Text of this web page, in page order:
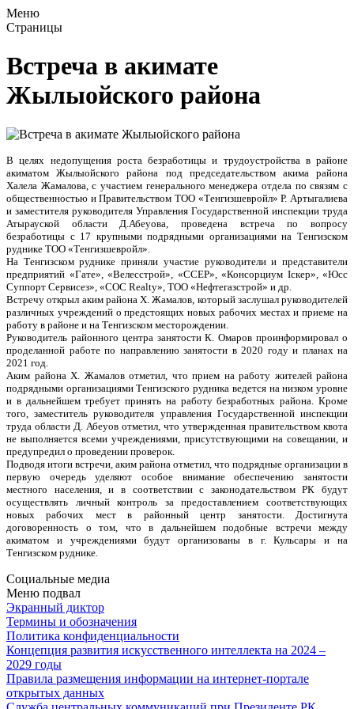
Меню
Страницы
Встреча в акимате
Жылыойского района
В целях недопущения роста безработицы и трудоустройства в районе
акиматом Жылыойского района под председательством акима района
Халела Жамалова, с участием генерального менеджера отдела по связям с
общественностью и Правительством ТОО «Тенгизшевройл» Р. Артыгалиева
и заместителя руководителя Управления Государственной инспекции труда
Атырауской области Д.Абеуова, проведена встреча по вопросу
безработицы с 17 крупными подрядными организациями на Тенгизском
руднике ТОО «Тенгизшевройл».
На Тенгизском руднике приняли участие руководители и представители
предприятий «Гате», «Велесстрой», «ССЕР», «Консорциум Іскер», «Юсс
Суппорт Сервисез», «COC Realty», ТОО «Нефтегазстрой» и др.
Встречу открыл аким района Х. Жамалов, который заслушал руководителей
различных учреждений о предстоящих новых рабочих местах и приеме на
работу в районе и на Тенгизском месторождении.
Руководитель районного центра занятости К. Омаров проинформировал о
проделанной работе по направлению занятости в 2020 году и планах на
2021 год.
Аким района Х. Жамалов отметил, что прием на работу жителей района
подрядными организациями Тенгизского рудника ведется на низком уровне
и в дальнейшем требует принять на работу безработных района. Кроме
того, заместитель руководителя управления Государственной инспекции
труда области Д. Абеуов отметил, что утвержденная правительством квота
не выполняется всеми учреждениями, присутствующими на совещании, и
предупредил о проведении проверок.
Подводя итоги встречи, аким района отметил, что подрядные организации в
первую очередь уделяют особое внимание обеспечению занятости
местного населения, и в соответствии с законодательством РК будут
осуществлять личный контроль за предоставлением соответствующих
новых рабочих мест в районный центр занятости. Достигнута
договоренность о том, что в дальнейшем подобные встречи между
акиматом и учреждениями будут организованы в г. Кульсары и на
Тенгизском руднике.
Социальные медиа
Меню подвал
Экранный диктор
Термины и обозначения
Политика конфиденциальности
Концепция развития искусственного интеллекта на 2024 –
2029 годы
Правила размещения информации на интернет-портале
открытых данных